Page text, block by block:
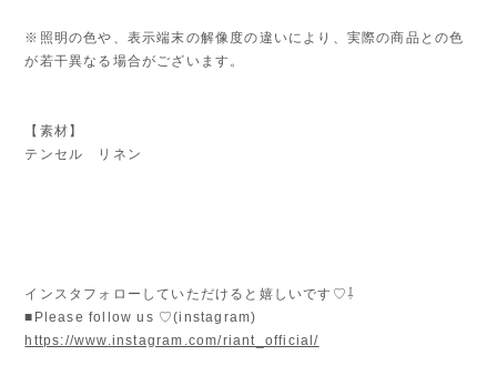
※照明の色や、表示端末の解像度の違いにより、実際の商品との色
が若干異なる場合がございます。
【素材】
テンセル リネン
インスタフォローしていただけると嬉しいです♡⇩
■Please follow us ♡(instagram)
https://www.instagram.com/riant_official/